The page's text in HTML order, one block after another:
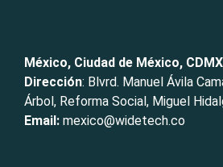
México, Ciudad de México, CDMX
Dirección: Blvrd. Manuel Ávila
Árbol, Reforma Social, Miguel
Email: mexico@widetech.co